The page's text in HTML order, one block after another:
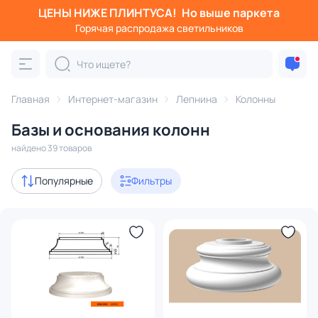
ЦЕНЫ НИЖЕ ПЛИНТУСА! Но выше паркета
Горячая распродажа светильников
Главная Интернет-магазин Лепнина Колонны
Базы и основания колонн
найдено 39 товаров
Популярные Фильтры
Фильтры
Категория: Колонны
капитель ствол база балясины набором
с 3D-моделями
В наличии 24